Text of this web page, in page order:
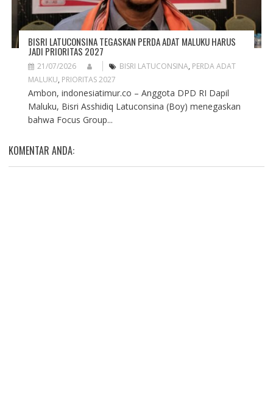
BISRI LATUCONSINA TEGASKAN PERDA ADAT MALUKU HARUS
JADI PRIORITAS 2027
21/07/2026 BISRI LATUCONSINA, PERDA ADAT
MALUKU, PRIORITAS 2027
Ambon, indonesiatimur.co – Anggota DPD RI Dapil
Maluku, Bisri Asshidiq Latuconsina (Boy) menegaskan
bahwa Focus Group...
KOMENTAR ANDA: